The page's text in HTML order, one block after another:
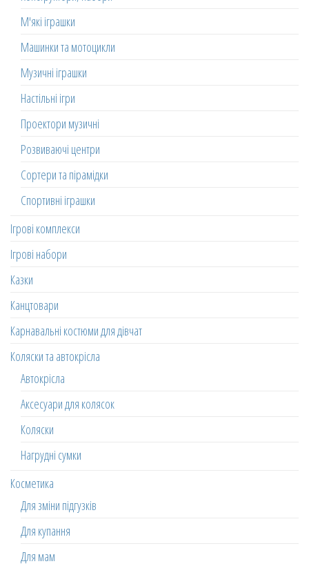
М'які іграшки
Машинки та мотоцикли
Музичні іграшки
Настільні ігри
Проектори музичні
Розвиваючі центри
Сортери та пірамідки
Спортивні іграшки
Ігрові комплекси
Ігрові набори
Казки
Канцтовари
Карнавальні костюми для дівчат
Коляски та автокрісла
Автокрісла
Аксесуари для колясок
Коляски
Нагрудні сумки
Косметика
Для зміни підгузків
Для купання
Для мам